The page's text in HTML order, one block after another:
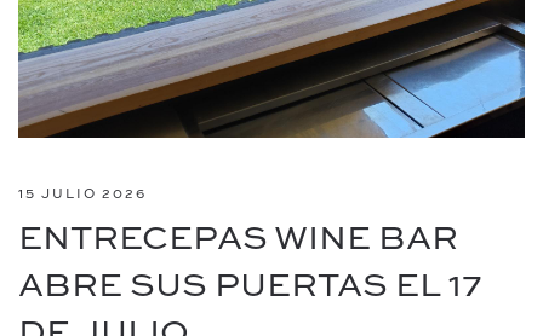
15 JULIO 2026
ENTRECEPAS WINE BAR
ABRE SUS PUERTAS EL 17